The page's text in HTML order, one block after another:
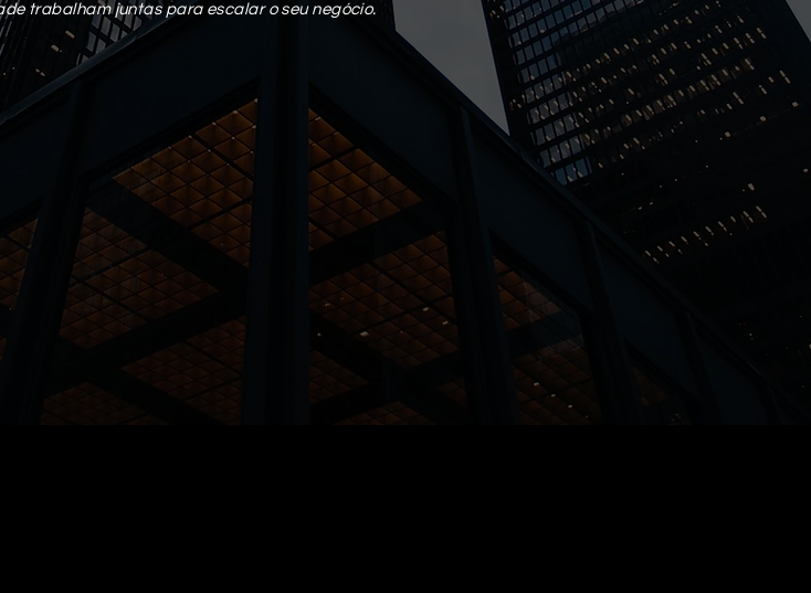
trabalham juntas para escalar o seu negócio.
Seguir
Mais ações